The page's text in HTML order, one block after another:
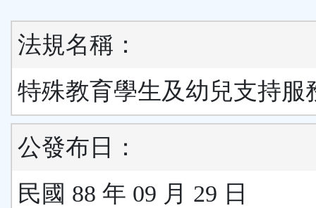
法規名稱：
特殊教育學生及幼兒支持服
公發布日：
民國 88 年 09 月 29 日